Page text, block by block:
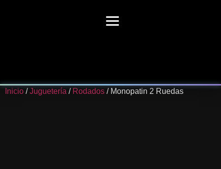
Inicio /Juguetería / Rodados / Monopatin 2 Ruedas